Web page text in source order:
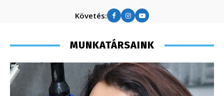
Követés:
MUNKATÁRSAINK